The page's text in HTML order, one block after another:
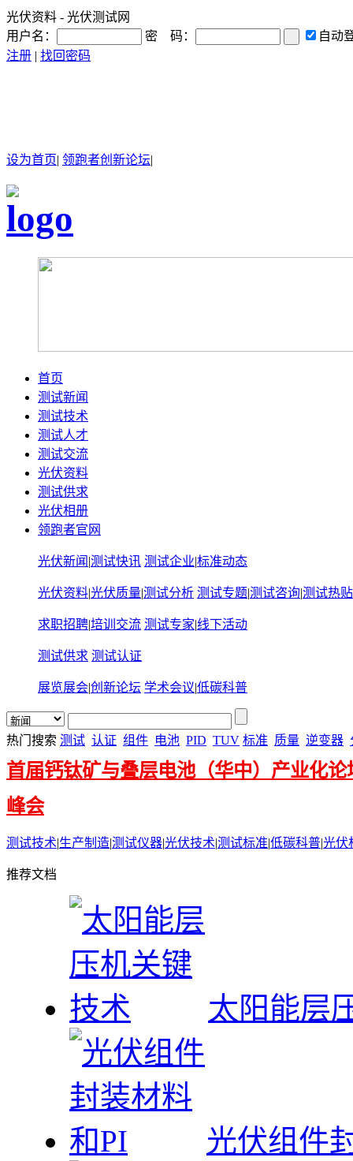
光伏资料 - 光伏测试网
用户名：
密 码：
自动
注册 | 找回密码
设为首页| 领跑者创新论坛|
首页
测试新闻
测试技术
测试人才
测试交流
光伏资料
测试供求
光伏相册
领跑者官网
光伏新闻 |测试快讯 测试企业|标准动态
光伏资料|光伏质量|测试分析 测试专题|测试咨询|测试热贴
求职招聘|培训交流 测试专家|线下活动
测试供求 测试认证
展览展会|创新论坛 学术会议|低碳科普
热门搜索 测试 认证 组件 电池 PID TUV 标准 质量 逆变器
首届钙钛矿与叠层电池（华中）产业化论
峰会
测试技术|生产制造|测试仪器|光伏技术|测试标准|低碳科普|光伏
推荐文档
太阳能层
光伏组件